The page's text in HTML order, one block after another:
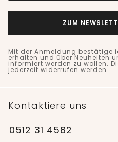
ZUM
Mit der Anmeldung bestätige
erhalten und über Neuheiten
informiert werden zu wollen.
jederzeit widerrufen werden.
Kontaktiere uns
0512 31 4582